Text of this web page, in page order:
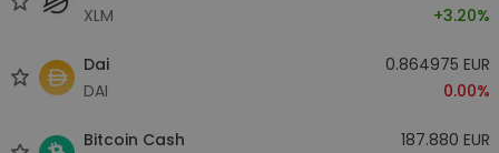
XLM
+3.20%
Dai
DAI
0.864975 EUR
0.00%
Bitcoin Cash
187.880 EUR